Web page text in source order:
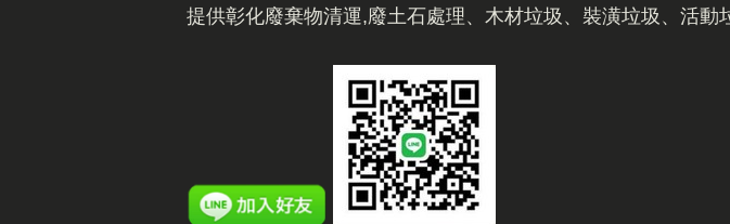
提供彰化廢棄物清運,廢土石處理、木材垃圾、裝潢垃圾、活動